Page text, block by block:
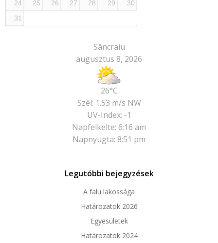
24
25 26 27 28 29
30
31
Sâncraiu
augusztus 8, 2026
26°C
Szél: 1.53 m/s NW
UV-Index: -1
Napfelkelte: 6:16 am
Napnyugta: 8:51 pm
Legutóbbi bejegyzések
A falu lakossága
Határozatok 2026
Egyesületek
Határozatok 2024